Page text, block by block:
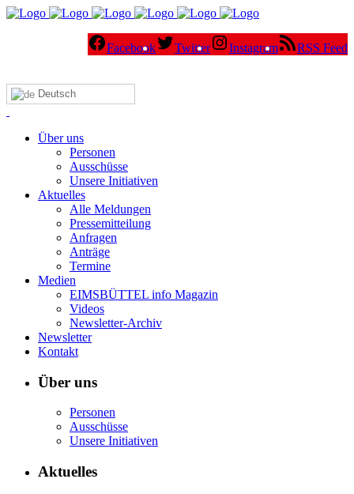
Facebook Twitter Instagram RSS Feed
Deutsch
Über uns
Personen
Ausschüsse
Unsere Initiativen
Aktuelles
Alle Meldungen
Pressemitteilung
Anfragen
Anträge
Termine
Medien
EIMSBÜTTEL info Magazin
Videos
Newsletter-Archiv
Newsletter
Kontakt
Über uns
Personen
Ausschüsse
Unsere Initiativen
Aktuelles